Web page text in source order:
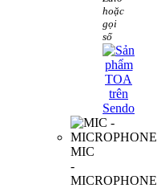
hoặc
gọi
số
MIC
-
MICROPHONE